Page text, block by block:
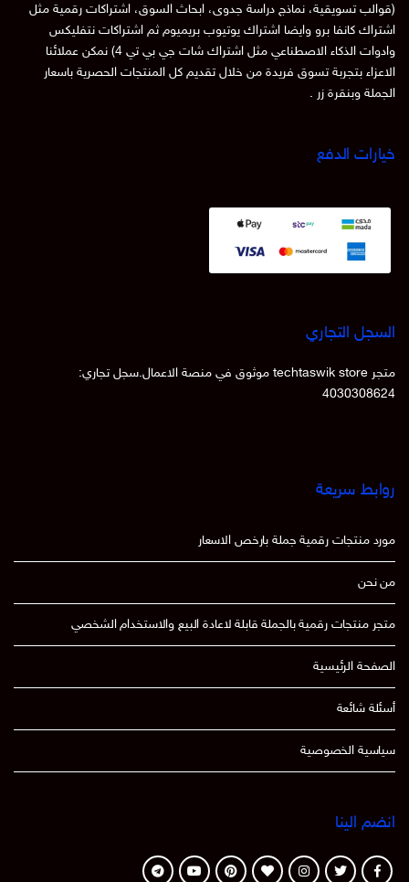
(قوالب تسويقية، نماذج دراسة جدوى، ابحاث السوق، اشتراكات رقمية مثل
اشتراك كانفا برو وايضا اشتراك يوتيوب بريميوم ثم اشتراكات نتفليكس
وادوات الذكاء الاصطناعي مثل اشتراك شات جي بي تي 4) نمكن عملائنا
الاعزاء بتجربة تسوق فريدة من خلال تقديم كل المنتجات الحصرية باسعار
الجملة وبنقرة زر .
خيارات الدفع
السجل التجاري
متجر techtaswik store موثوق في منصة الاعمال.سجل تجاري:
4030308624
روابط سريعة
مورد منتجات رقمية جملة بارخص الاسعار
من نحن
متجر منتجات رقمية بالجملة قابلة لاعادة البيع والاستخدام الشخصي
الصفحة الرئيسية
أسئلة شائعة
سياسية الخصوصية
انضم الينا